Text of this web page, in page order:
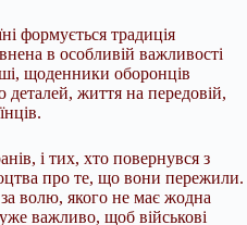
формується традиція
в особливій важливості
щоденники оборонців
життя на передовій,
і тих, хто повернувся з
про те, що вони пережили.
волю, якого не має жодна
важливо, щоб військові